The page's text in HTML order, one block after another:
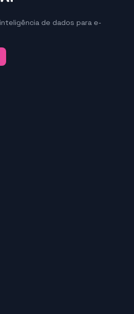
de dados para e-